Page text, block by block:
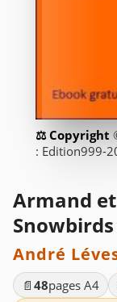
: Edition999-
Armand et
André
📄 48pages A4